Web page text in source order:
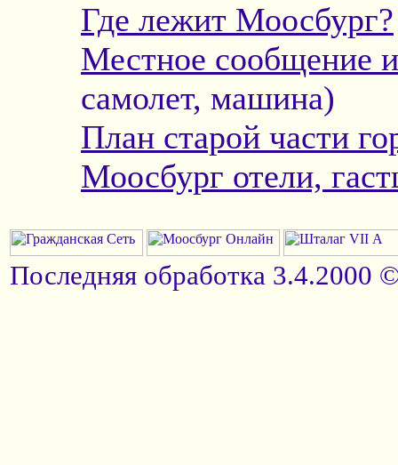
Где лежит Моосбург?
Местное сообщение
самолет, машина)
План старой части
Моосбург отели,
Последняя обработка 3.4.2000